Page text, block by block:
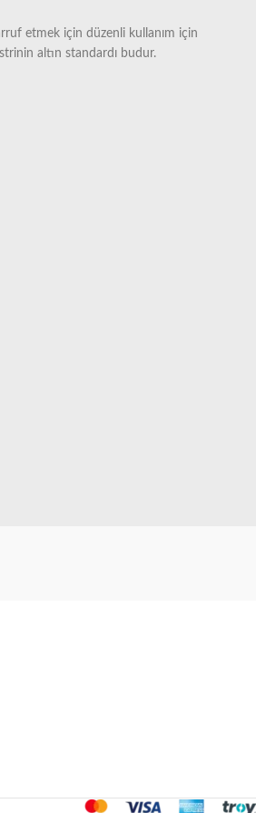
etmek için düzenli kullanım için
altın standardı budur.